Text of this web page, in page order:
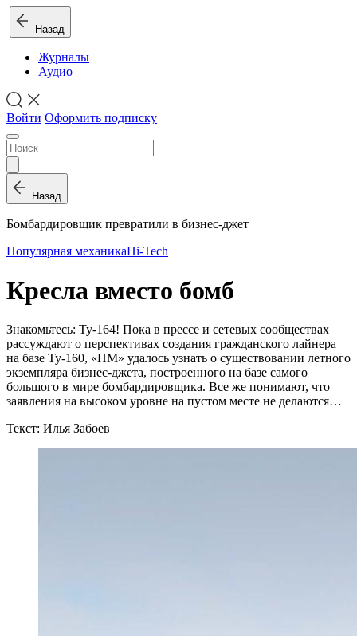
Назад
Журналы
Аудио
Войти Оформить подписку
Назад
Бомбардировщик превратили в бизнес-джет
Популярная механикаHi-Tech
Кресла вместо бомб
Знакомьтесь: Ту-164! Пока в прессе и сетевых сообществах
рассуждают о перспективах создания гражданского лайнера
на базе Ту-160, «ПМ» удалось узнать о существовании летного
экземпляра бизнес-джета, построенного на базе самого
большого в мире бомбардировщика. Все же понимают, что
заявления на высоком уровне на пустом месте не делаются…
Текст: Илья Забоев